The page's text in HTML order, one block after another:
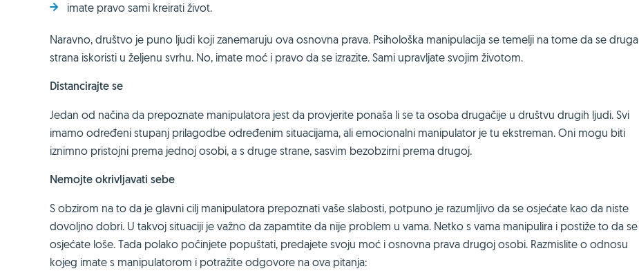
imate pravo sami kreirati život.
Naravno, društvo je puno ljudi koji zanemaruju ova osnovna prava. Psihološka manipulacija se temelji na tome da se druga
strana iskoristi u željenu svrhu. No, imate moć i pravo da se izrazite. Sami upravljate svojim životom.
Distancirajte se
Jedan od načina da prepoznate manipulatora jest da provjerite ponaša li se ta osoba drugačije u društvu drugih ljudi. Svi
imamo određeni stupanj prilagodbe određenim situacijama, ali emocionalni manipulator je tu ekstreman. Oni mogu biti
iznimno pristojni prema jednoj osobi, a s druge strane, sasvim bezobzirni prema drugoj.
Nemojte okrivljavati sebe
S obzirom na to da je glavni cilj manipulatora prepoznati vaše slabosti, potpuno je razumljivo da se osjećate kao da niste
dovoljno dobri. U takvoj situaciji je važno da zapamtite da nije problem u vama. Netko s vama manipulira i postiže to da se
osjećate loše. Tada polako počinjete popuštati, predajete svoju moć i osnovna prava drugoj osobi. Razmislite o odnosu
kojeg imate s manipulatorom i potražite odgovore na ova pitanja: